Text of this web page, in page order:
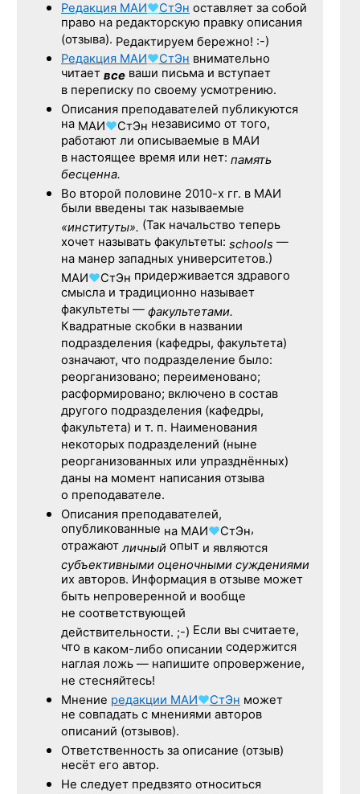
Редакция МАИ♥СтЭн оставляет за собой
право на редакторскую правку описания
(отзыва). Редактируем бережно! :-)
Редакция МАИ♥СтЭн внимательно
читает все ваши письма и вступает
в переписку по своему усмотрению.
Описания преподавателей публикуются
на МАИ♥СтЭн независимо от того,
работают ли описываемые в МАИ
в настоящее время или нет: память
бесценна.
Во второй половине 2010-х гг. в МАИ
были введены так называемые
«институты». (Так начальство теперь
хочет называть факультеты: schools —
на манер западных университетов.)
МАИ♥СтЭн придерживается здравого
смысла и традиционно называет
факультеты — факультетами.
Квадратные скобки в названии
подразделения (кафедры, факультета)
означают, что подразделение было:
реорганизовано; переименовано;
расформировано; включено в состав
другого подразделения (кафедры,
факультета) и т. п. Наименования
некоторых подразделений (ныне
реорганизованных или упразднённых)
даны на момент написания отзыва
о преподавателе.
Описания преподавателей,
опубликованные на МАИ♥СтЭн,
отражаютличный опыт и являются
субъективными оценочными суждениями
их авторов. Информация в отзыве может
быть непроверенной и вообще
не соответствующей
действительности. ;-) Если вы считаете,
что в каком-либо описании содержится
наглая ложь — напишите опровержение,
не стесняйтесь!
Мнение редакции МАИ♥СтЭн может
не совпадать с мнениями авторов
описаний (отзывов).
Ответственность за описание (отзыв)
несёт его автор.
Не следует предвзято относиться